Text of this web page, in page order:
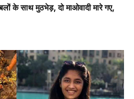
के साथ मुठभेड़, दो माओवादी मारे गए,